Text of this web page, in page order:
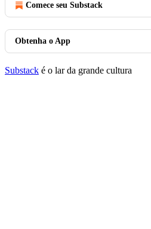
Comece seu Substack
Obtenha o App
Substack é o lar da grande cultura